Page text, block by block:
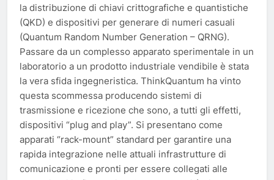
la distribuzione di chiavi crittografiche e quantistiche
(QKD) e dispositivi per generare di numeri casuali
(Quantum Random Number Generation – QRNG).
Passare da un complesso apparato sperimentale in un
laboratorio a un prodotto industriale vendibile è stata
la vera sfida ingegneristica. ThinkQuantum ha vinto
questa scommessa producendo sistemi di
trasmissione e ricezione che sono, a tutti gli effetti,
dispositivi “plug and play”. Si presentano come
apparati “rack-mount” standard per garantire una
rapida integrazione nelle attuali infrastrutture di
comunicazione e pronti per essere collegati alle